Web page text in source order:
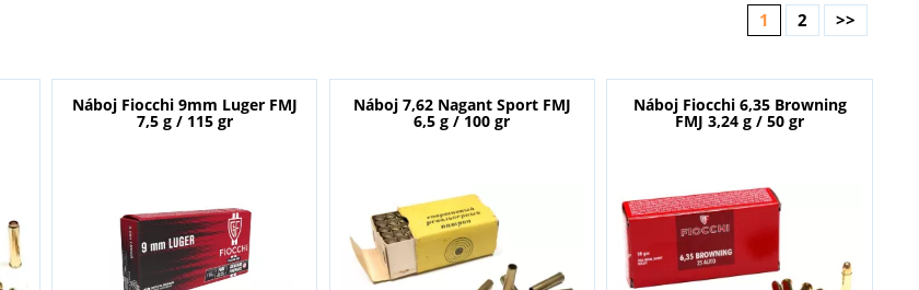
1 2 >>
Náboj Fiocchi 9mm Luger FMJ
7,5 g / 115 gr
Náboj 7,62 Nagant Sport FMJ
6,5 g / 100 gr
Náboj Fiocchi 6,35 Browning
FMJ 3,24 g / 50 gr